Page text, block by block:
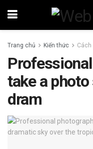
Trang chủ Kiến thức
take a
dram